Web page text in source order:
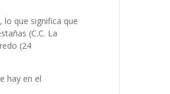
lo que significa que
(C.C. La
(24
hay en el